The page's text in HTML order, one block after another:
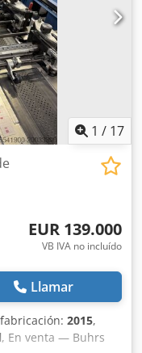
1 / 17
EUR 139.000
VB IVA no incluído
Llamar
2015,
, En venta — Buhrs